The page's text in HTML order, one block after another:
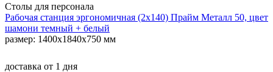
Столы для персонала
Рабочая станция эргономичная (2х140) Прайм Металл 50, цвет
шамони темный + белый
размер: 1400x1840x750 мм
доставка от 1 дня